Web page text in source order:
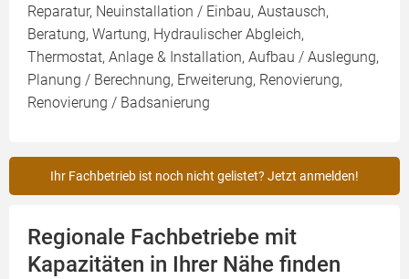
Reparatur, Neuinstallation / Einbau, Austausch,
Beratung, Wartung, Hydraulischer Abgleich,
Thermostat, Anlage & Installation, Aufbau / Auslegung,
Planung / Berechnung, Erweiterung, Renovierung,
Renovierung / Badsanierung
Ihr Fachbetrieb ist noch nicht gelistet? Jetzt anmelden!
Regionale Fachbetriebe mit
Kapazitäten in Ihrer Nähe finden